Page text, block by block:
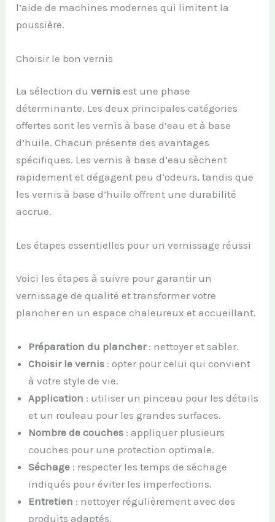
l’aide de machines modernes qui limitent la
poussière.
Choisir le bon vernis
La sélection duvernis est une phase
déterminante. Les deux principales catégories
offertes sont les vernis à base d’eau et à base
d’huile. Chacun présente des avantages
spécifiques. Les vernis à base d’eau sèchent
rapidement et dégagent peu d’odeurs, tandis que
les vernis à base d’huile offrent une durabilité
accrue.
Les étapes essentielles pour un vernissage réussi
Voici les étapes à suivre pour garantir un
vernissage de qualité et transformer votre
plancher en un espace chaleureux et accueillant.
Préparation du plancher: nettoyer et sabler.
Choisir le vernis : opter pour celui qui convient
à votre style de vie.
Application : utiliser un pinceau pour les détails
et un rouleau pour les grandes surfaces.
Nombre de couches : appliquer plusieurs
couches pour une protection optimale.
Séchage : respecter les temps de séchage
indiqués pour éviter les imperfections.
Entretien : nettoyer régulièrement avec des
produits adaptés.